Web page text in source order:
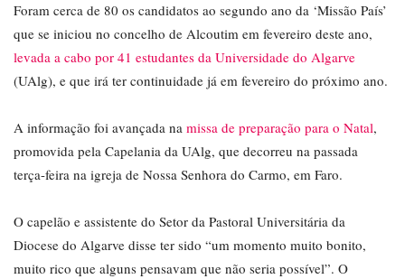
Foram cerca de 80 os candidatos ao segundo ano da ‘Missão País’
que se iniciou no concelho de Alcoutim em fevereiro deste ano,
levada a cabo por 41 estudantes da Universidade do Algarve
(UAlg), e que irá ter continuidade já em fevereiro do próximo ano.
A informação foi avançada na missa de preparação para o Natal,
promovida pela Capelania da UAlg, que decorreu na passada
terça-feira na igreja de Nossa Senhora do Carmo, em Faro.
O capelão e assistente do Setor da Pastoral Universitária da
Diocese do Algarve disse ter sido “um momento muito bonito,
muito rico que alguns pensavam que não seria possível”. O